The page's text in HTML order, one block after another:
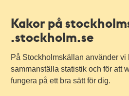
Kakor på
.stockholm.se
På Stockholmskällan använder vi
sammanställa statistik och för att
fungera på ett bra sätt för dig.